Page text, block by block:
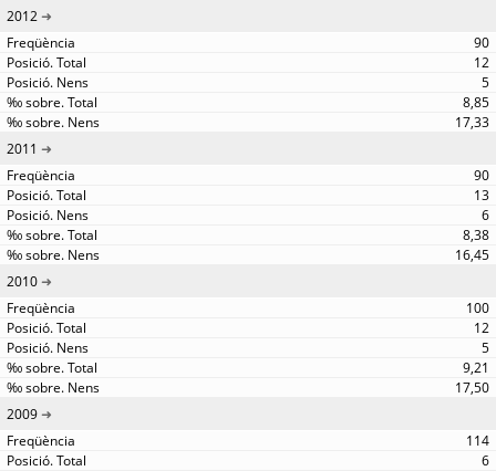
2012
90
12
5
8,85
17,33
2011
90
13
6
8,38
16,45
2010
100
12
5
9,21
17,50
2009
114
6